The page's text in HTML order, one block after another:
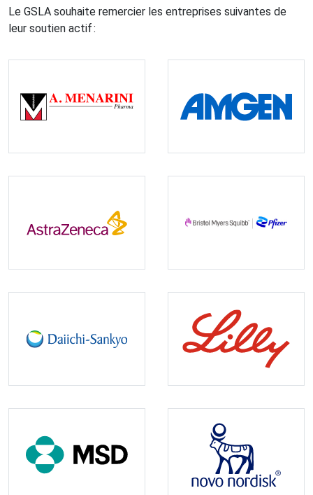
Le GSLA souhaite remercier les entreprises suivantes de
leur soutien actif :